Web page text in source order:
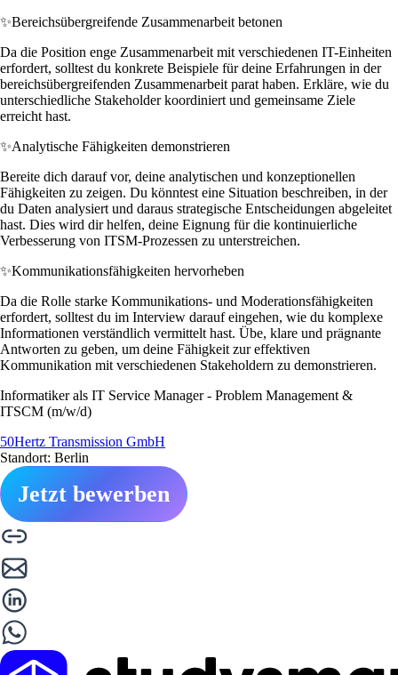
✨Bereichsübergreifende Zusammenarbeit betonen
Da die Position enge Zusammenarbeit mit verschiedenen IT-Einheiten
erfordert, solltest du konkrete Beispiele für deine Erfahrungen in der
bereichsübergreifenden Zusammenarbeit parat haben. Erkläre, wie du
unterschiedliche Stakeholder koordiniert und gemeinsame Ziele
erreicht hast.
✨Analytische Fähigkeiten demonstrieren
Bereite dich darauf vor, deine analytischen und konzeptionellen
Fähigkeiten zu zeigen. Du könntest eine Situation beschreiben, in der
du Daten analysiert und daraus strategische Entscheidungen abgeleitet
hast. Dies wird dir helfen, deine Eignung für die kontinuierliche
Verbesserung von ITSM-Prozessen zu unterstreichen.
✨Kommunikationsfähigkeiten hervorheben
Da die Rolle starke Kommunikations- und Moderationsfähigkeiten
erfordert, solltest du im Interview darauf eingehen, wie du komplexe
Informationen verständlich vermittelt hast. Übe, klare und prägnante
Antworten zu geben, um deine Fähigkeit zur effektiven
Kommunikation mit verschiedenen Stakeholdern zu demonstrieren.
Informatiker als IT Service Manager - Problem Management &
ITSCM (m/w/d)
50Hertz Transmission GmbH
Standort: Berlin
Jetzt bewerben